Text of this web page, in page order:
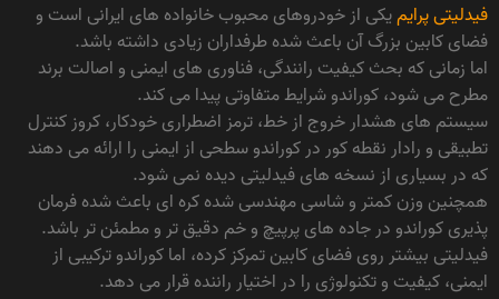
فیدلیتی پرایمیکی از خودروهای محبوب خانواده های ایرانی است و
فضای کابین بزرگ آن باعث شده طرفداران زیادی داشته باشد.
اما زمانی که بحث کیفیت رانندگی، فناوری های ایمنی و اصالت برند
مطرح می شود، کوراندو شرایط متفاوتی پیدا می کند.
سیستم های هشدار خروج از خط، ترمز اضطراری خودکار، کروز کنترل
تطبیقی و رادار نقطه کور در کوراندو سطحی از ایمنی را ارائه می دهند
که در بسیاری از نسخه های فیدلیتی دیده نمی شود.
همچنین وزن کمتر و شاسی مهندسی شده کره ای باعث شده فرمان
پذیری کوراندو در جاده های پرپیچ و خم دقیق تر و مطمئن تر باشد.
فیدلیتی بیشتر روی فضای کابین تمرکز کرده، اما کوراندو ترکیبی از
ایمنی، کیفیت و تکنولوژی را در اختیار راننده قرار می دهد.